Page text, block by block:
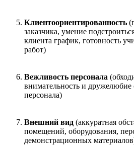
Клиентоориентированность
заказчика, умение
клиента график, готовность
работ)
Вежливость персонала
внимательность и
персонала)
Внешний вид (аккуратная
помещений, оборудования,
демонстрационных